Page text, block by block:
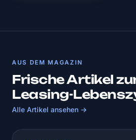
AUS DEM MAGAZIN
Frische Artikel
Leasing-
Alle Artikel ansehen →